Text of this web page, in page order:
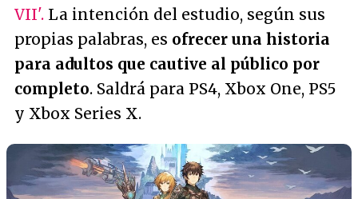
VII'. La intención del estudio, según sus
propias palabras, es ofrecer una historia
para adultos que cautive al público por
completo. Saldrá para PS4, Xbox One, PS5
y Xbox Series X.